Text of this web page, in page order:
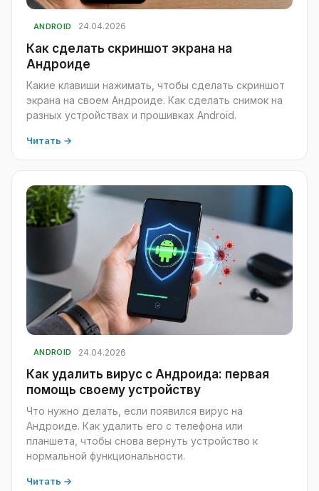
ANDROID 24.04.2026
Как сделать скриншот экрана на
Андроиде
Какие клавиши нажимать, чтобы сделать скриншот
экрана на своем Андроиде. Как сделать снимок на
разных устройствах и прошивках Android.
Читать →
ANDROID 24.04.2026
Как удалить вирус с Андроида: первая
помощь своему устройству
Что нужно делать, если появился вирус на
Андроиде. Как удалить его с телефона или
планшета, чтобы снова вернуть устройство к
нормальной функциональности.
Читать →